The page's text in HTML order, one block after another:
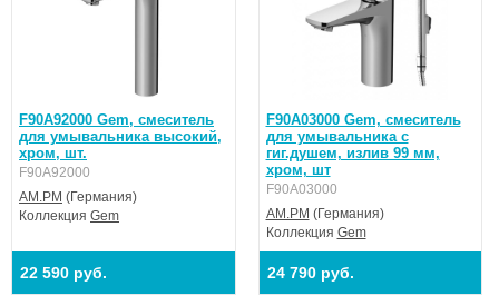
F90A92000 Gem, смеситель
для умывальника высокий,
хром, шт.
F90A92000
AM.PM (Германия)
Коллекция Gem
22 590 руб.
F90A03000 Gem, смеситель
для умывальника с
гиг.душем, излив 99 мм,
хром, шт
F90A03000
AM.PM (Германия)
Коллекция Gem
24 790 руб.